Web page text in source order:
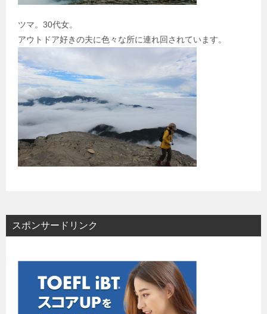
ツマ。30代女。
アウトドア好きの夫に色々な所に連れ回されています。
スポンサードリンク